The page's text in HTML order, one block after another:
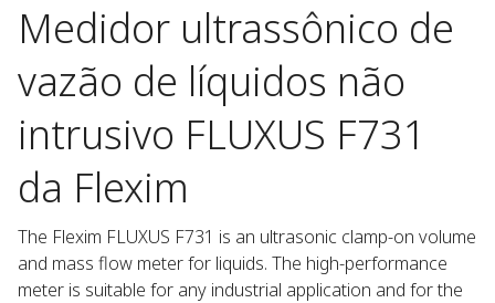
Medidor ultrassônico de
vazão de líquidos não
intrusivo FLUXUS F731
da Flexim
The Flexim FLUXUS F731 is an ultrasonic clamp-on volume
and mass flow meter for liquids. The high-performance
meter is suitable for any industrial application and for the